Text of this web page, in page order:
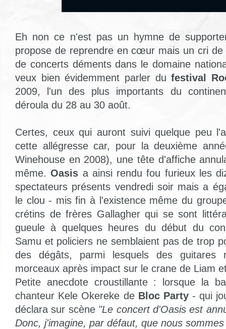
Eh non ce n'est pas un hymne de
propose de reprendre en cœur mais un cri de
de concerts déments dans le domaine
veux bien évidemment parler dufestival
2009, l'un des plus importants du
déroula du 28 au 30 août.
Certes, ceux qui auront suivi quelque peu
cette allégresse car, pour la deuxième
Winehouse en 2008), une tête d'affiche
même.Oasis a ainsi rendu fou furieux les
spectateurs présents vendredi soir mais a
le clou - mis fin à l'existence même du
crétins de frères Gallagher qui se sont
gueule à quelques heures du début du
Samu et policiers ne semblaient pas de trop
des dégâts, parmi lesquels des guitares
morceaux après impact sur le crane de Liam
Petite anecdote croustillante : lorsque la
chanteur Kele Okereke de Bloc Party- qui
déclara sur scène "Le concert d'Oasis est
Donc, j'imagine, par défaut, que nous